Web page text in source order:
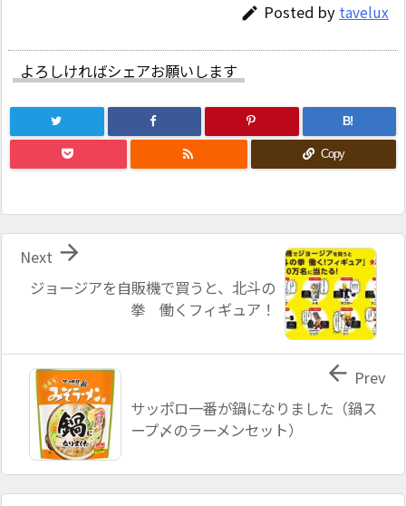
 Posted by tavelux
よろしければシェアお願いします
B!
 Copy
ジョージアを自販機で買うと、北斗の
拳 働くフィギュア！

Next
サッポロ一番が鍋になりました（鍋ス
ープ〆のラーメンセット）
 Prev